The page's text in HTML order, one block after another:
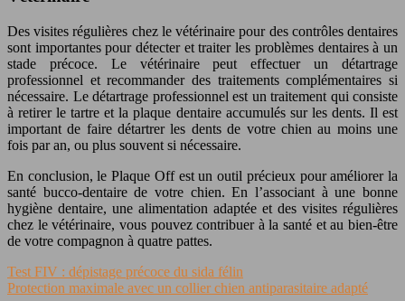
Des visites régulières chez le vétérinaire pour des contrôles dentaires
sont importantes pour détecter et traiter les problèmes dentaires à un
stade précoce. Le vétérinaire peut effectuer un détartrage
professionnel et recommander des traitements complémentaires si
nécessaire. Le détartrage professionnel est un traitement qui consiste
à retirer le tartre et la plaque dentaire accumulés sur les dents. Il est
important de faire détartrer les dents de votre chien au moins une
fois par an, ou plus souvent si nécessaire.
En conclusion, le Plaque Off est un outil précieux pour améliorer la
santé bucco-dentaire de votre chien. En l’associant à une bonne
hygiène dentaire, une alimentation adaptée et des visites régulières
chez le vétérinaire, vous pouvez contribuer à la santé et au bien-être
de votre compagnon à quatre pattes.
Test FIV : dépistage précoce du sida félin
Protection maximale avec un collier chien antiparasitaire adapté